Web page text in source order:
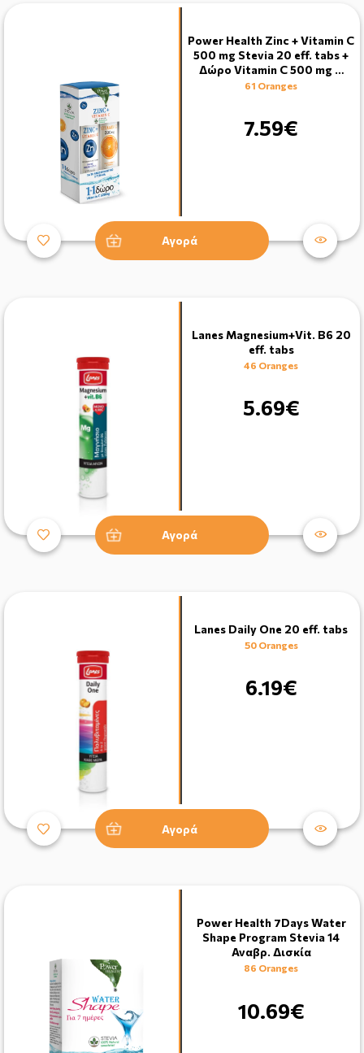
Power Health Zinc + Vitamin C
500 mg Stevia 20 eff. tabs +
Δώρο Vitamin C 500 mg …
61 Oranges
7.59€
Αγορά
Lanes Magnesium+Vit. B6 20
eff. tabs
46 Oranges
5.69€
Αγορά
Lanes Daily One 20 eff. tabs
50 Oranges
6.19€
Αγορά
Power Health 7Days Water
Shape Program Stevia 14
Αναβρ. Δισκία
86 Oranges
10.69€